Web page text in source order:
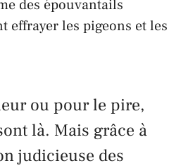
des épouvantails
effrayer les pigeons et les
ou pour le pire,
là. Mais grâce à
judicieuse des